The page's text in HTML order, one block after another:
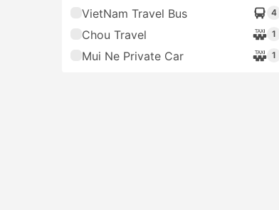
VietNam Travel Bus 4
Chou Travel 1
Mui Ne Private Car 1